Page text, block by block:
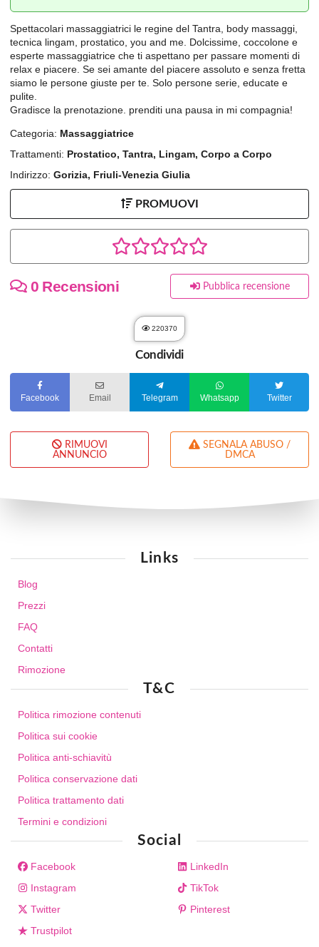
Spettacolari massaggiatrici le regine del Tantra, body massaggi,
tecnica lingam, prostatico, you and me. Dolcissime, coccolone e
esperte massaggiatrice che ti aspettano per passare momenti di
relax e piacere. Se sei amante del piacere assoluto e senza fretta
siamo le persone giuste per te. Solo persone serie, educate e
pulite.
Gradisce la prenotazione. prenditi una pausa in mi compagnia!
Categoria: Massaggiatrice
Trattamenti: Prostatico, Tantra, Lingam, Corpo a Corpo
Indirizzo: Gorizia, Friuli-Venezia Giulia
PROMUOVI
0 Recensioni Pubblica recensione
220370
Condividi
Facebook Email Telegram Whatsapp Twitter
RIMUOVI
ANNUNCIO
DMCA
Links
Blog
Prezzi
FAQ
Contatti
Rimozione
T&C
Politica rimozione contenuti
Politica sui cookie
Politica anti-schiavitù
Politica conservazione dati
Politica trattamento dati
Termini e condizioni
Social
Facebook
Instagram
Twitter
Trustpilot
LinkedIn
TikTok
Pinterest